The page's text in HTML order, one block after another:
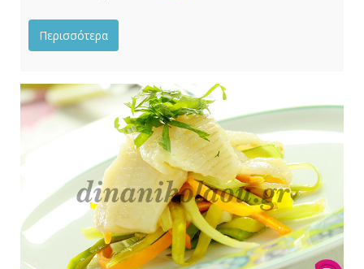
Περισσότερα